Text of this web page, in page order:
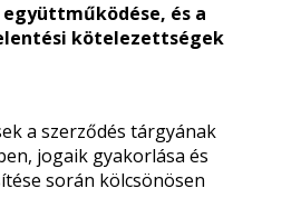
és a
kötelezettségek
a szerződés tárgyának
jogaik gyakorlása és
során kölcsönösen